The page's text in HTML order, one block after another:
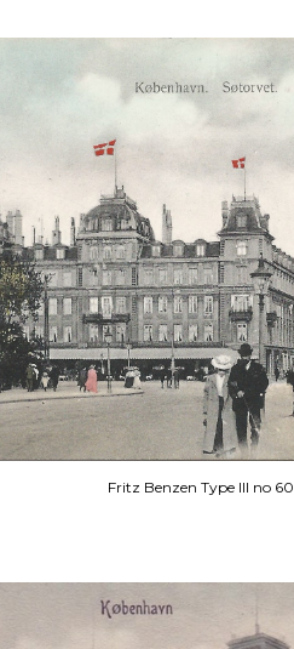
Fritz Benzen Type III no 60